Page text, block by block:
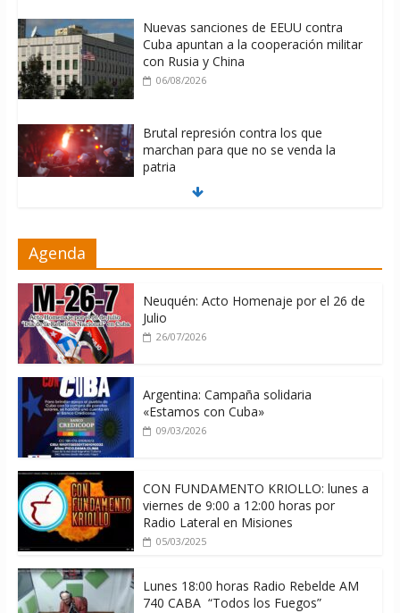
Nuevas sanciones de EEUU contra
Cuba apuntan a la cooperación militar
con Rusia y China
06/08/2026
Brutal represión contra los que
marchan para que no se venda la
patria
06/08/2026
06/08/2026
Agenda
Neuquén: Acto Homenaje por el 26 de
Julio
26/07/2026
Argentina: Campaña solidaria
«Estamos con Cuba»
09/03/2026
CON FUNDAMENTO KRIOLLO: lunes a
viernes de 9:00 a 12:00 horas por
Radio Lateral en Misiones
05/03/2025
Lunes 18:00 horas Radio Rebelde AM
740 CABA “Todos los Fuegos”